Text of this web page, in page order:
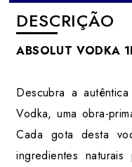
DESCRIÇÃO
ABSOLUT VODKA
Descubra a
Vodka, uma obra-
Cada gota desta
ingredientes naturais